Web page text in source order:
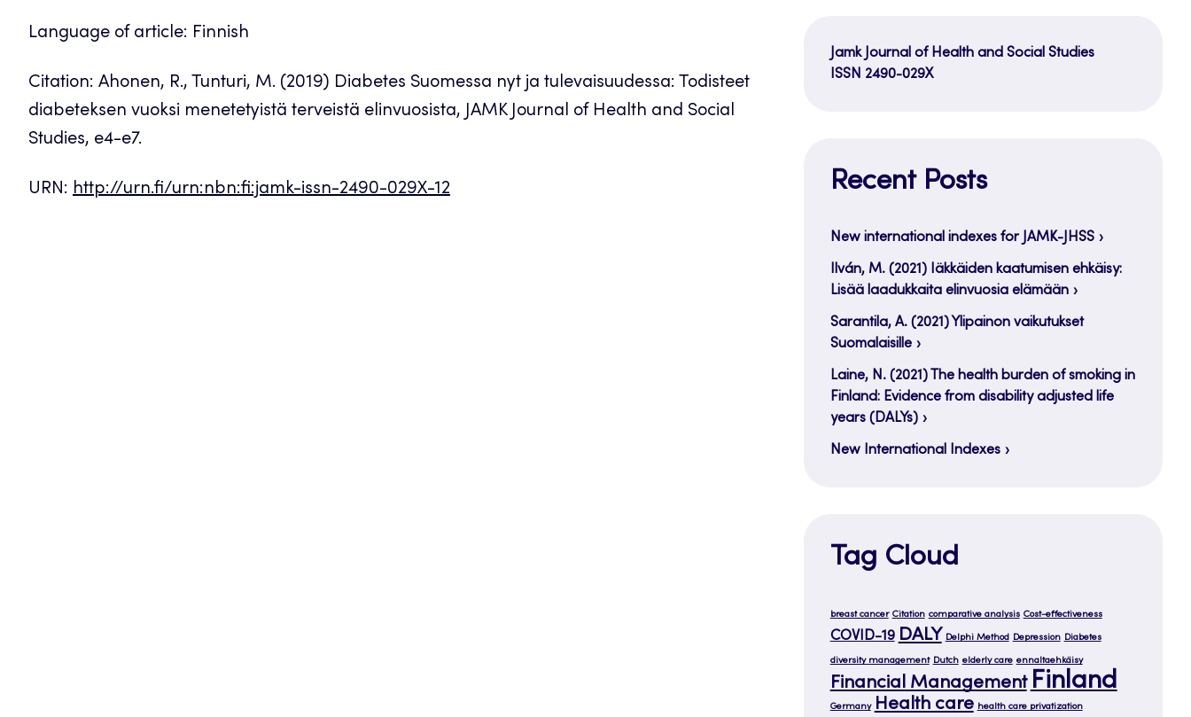
Language of article: Finnish
Citation: Ahonen, R., Tunturi, M. (2019) Diabetes Suomessa nyt ja tulevaisuudessa: Todisteet
diabeteksen vuoksi menetetyistä terveistä elinvuosista, JAMK Journal of Health and Social
Studies, e4-e7.
URN: http://urn.fi/urn:nbn:fi:jamk-issn-2490-029X-12
Jamk Journal of Health and Social Studies
ISSN 2490-029X
Recent Posts
New international indexes for JAMK-JHSS
Ilván, M. (2021) Iäkkäiden kaatumisen ehkäisy:
Lisää laadukkaita elinvuosia elämään
Sarantila, A. (2021) Ylipainon vaikutukset
Suomalaisille
Laine, N. (2021) The health burden of smoking in
Finland: Evidence from disability adjusted life
years (DALYs)
New International Indexes
Tag Cloud
breast cancer Citation comparative analysis Cost-effectiveness
COVID-19 DALY Delphi Method Depression Diabetes
diversity management Dutch elderly care ennaltaehkäisy
Financial Management Finland
Germany Health care health care privatization